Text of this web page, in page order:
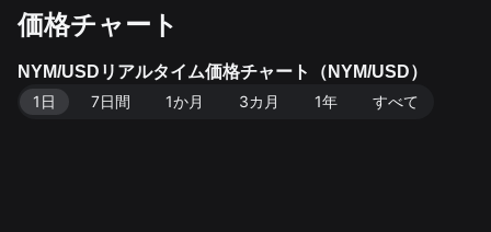
額は$14,964,821.31、流通供給量は839.30M NYMで
08-07 15:37:52。
価格チャート
NYM/USDリアルタイム価格チャート（NYM/USD）
1日
7日間 1か月 3カ月 1年 すべて